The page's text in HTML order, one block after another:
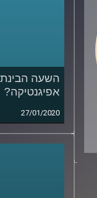
השעה
אפיגנטיקה?
27/01/2020